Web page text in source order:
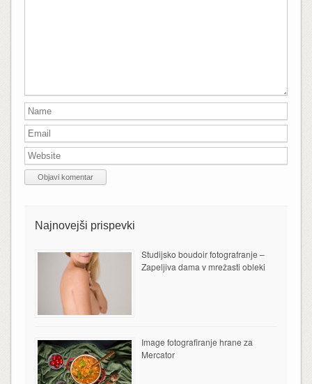
Najnovejši prispevki
Studijsko boudoir fotografranje –
Zapeljiva dama v mrežasti obleki
Image fotografiranje hrane za
Mercator